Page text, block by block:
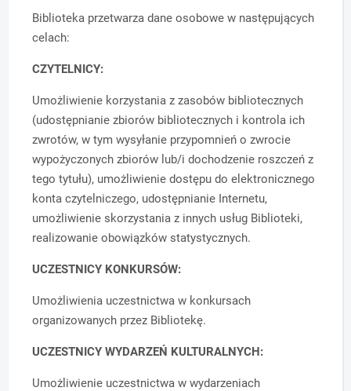
Biblioteka przetwarza dane osobowe w następujących
celach:
CZYTELNICY:
Umożliwienie korzystania z zasobów bibliotecznych
(udostępnianie zbiorów bibliotecznych i kontrola ich
zwrotów, w tym wysyłanie przypomnień o zwrocie
wypożyczonych zbiorów lub/i dochodzenie roszczeń z
tego tytułu), umożliwienie dostępu do elektronicznego
konta czytelniczego, udostępnianie Internetu,
umożliwienie skorzystania z innych usług Biblioteki,
realizowanie obowiązków statystycznych.
UCZESTNICY KONKURSÓW:
Umożliwienia uczestnictwa w konkursach
organizowanych przez Bibliotekę.
UCZESTNICY WYDARZEŃ KULTURALNYCH:
Umożliwienie uczestnictwa w wydarzeniach